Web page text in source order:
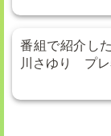
番組で紹介し
川さゆり プレ